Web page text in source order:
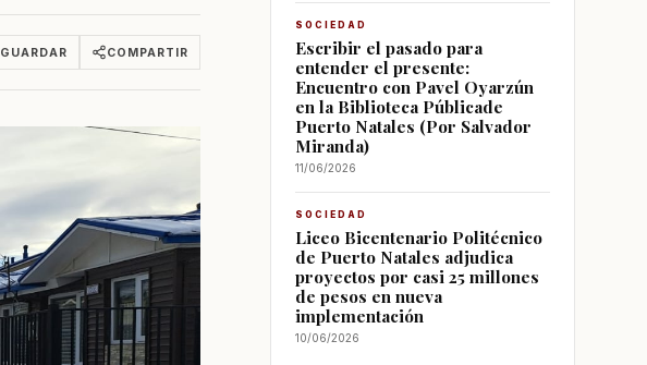
GUARDAR COMPARTIR
SOCIEDAD
Escribir el pasado para
entender el presente:
Encuentro con Pavel Oyarzún
en la Biblioteca Públicade
Puerto Natales (Por Salvador
Miranda)
11/06/2026
SOCIEDAD
Liceo Bicentenario Politécnico
de Puerto Natales adjudica
proyectos por casi 25 millones
de pesos en nueva
implementación
10/06/2026